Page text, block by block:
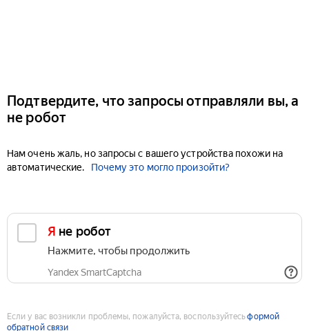
Подтвердите, что запросы отправляли вы, а
не робот
Нам очень жаль, но запросы с вашего устройства похожи на
автоматические.
Почему это могло произойти?
Я не робот
Нажмите, чтобы продолжить
Yandex SmartCaptcha
Если у вас возникли проблемы, пожалуйста, воспользуйтесьформой
обратной связи